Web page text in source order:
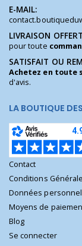
E-MAIL:
LIVRAISON
pour toute
SATISFAIT OU
Achetez en toute
d'avis.
LA BOUTIQUE
Contact
Conditions
Données
Moyens de
Blog
Se connecter